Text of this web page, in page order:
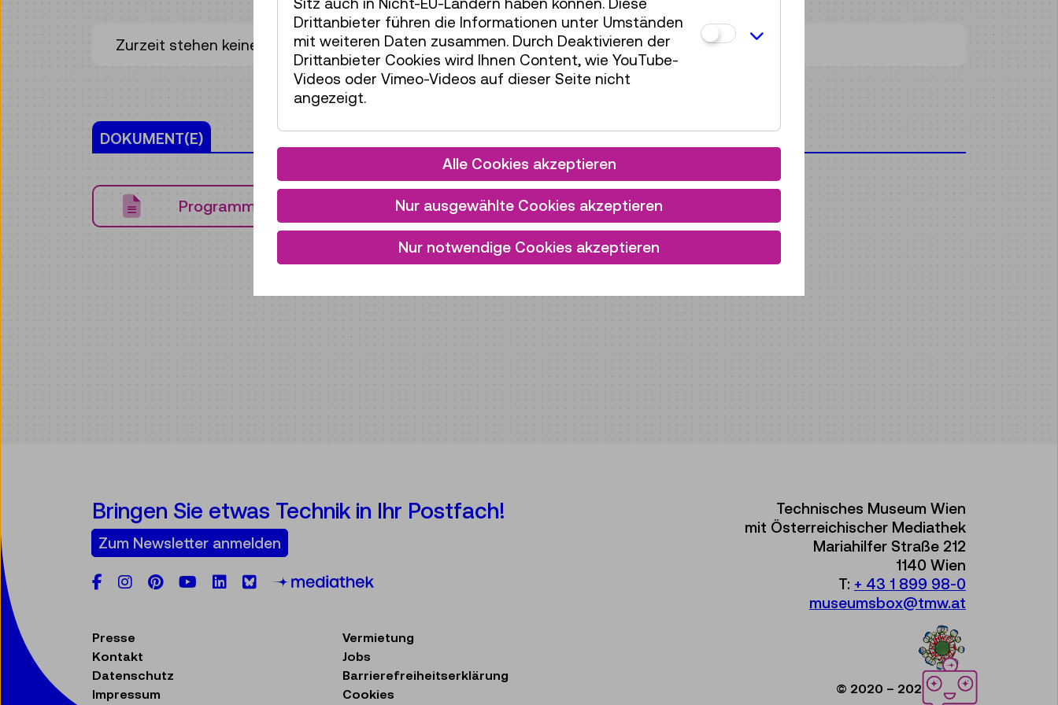
Zurzeit stehen keine Termine zur Verfügung.
DOKUMENT(E)
Programm
Bringen Sie etwas Technik in Ihr Postfach!
Zum Newsletter anmelden
Facebook
Instagram
Pinterest
YouTube
LinkedIn
Bluesky
Technisches Museum Wien
mit Österreichischer Mediathek
Mariahilfer Straße 212
1140 Wien
T: + 43 1 899 98-0
museumsbox@tmw.at
Presse
Vermietung
Kontakt
Jobs
Datenschutz
Barrierefreiheitserklärung
Impressum
Cookies © 2020 – 2026 TMW
Drittanbieter führen die Informationen unter Umständen
mit weiteren Daten zusammen. Durch Deaktivieren der
Drittanbieter Cookies wird Ihnen Content, wie YouTube-
Videos oder Vimeo-Videos auf dieser Seite nicht
angezeigt.
Alle Cookies akzeptieren
Nur ausgewählte Cookies akzeptieren
Nur notwendige Cookies akzeptieren